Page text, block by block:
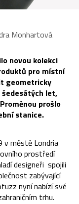
Monhartová
novou kolekci
pro místní
geometricky
let,
prošlo
stanice.
v městě Londria
prostředí
designeři spojili
zabývající
nyní nabízí své
trhu.